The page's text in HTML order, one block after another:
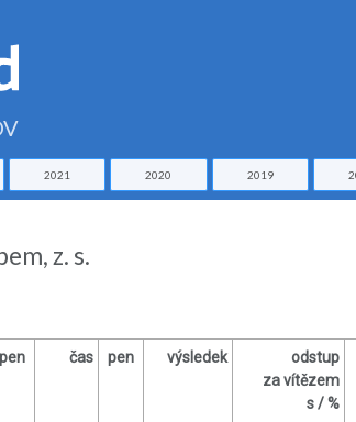
2021 2020 2019
z. s.
pen čas pen výsledek
odstup
za vítězem
s / %